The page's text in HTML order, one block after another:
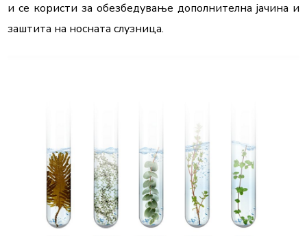
и се користи за обезбедување дополнителна јачина и
заштита на носната слузница.